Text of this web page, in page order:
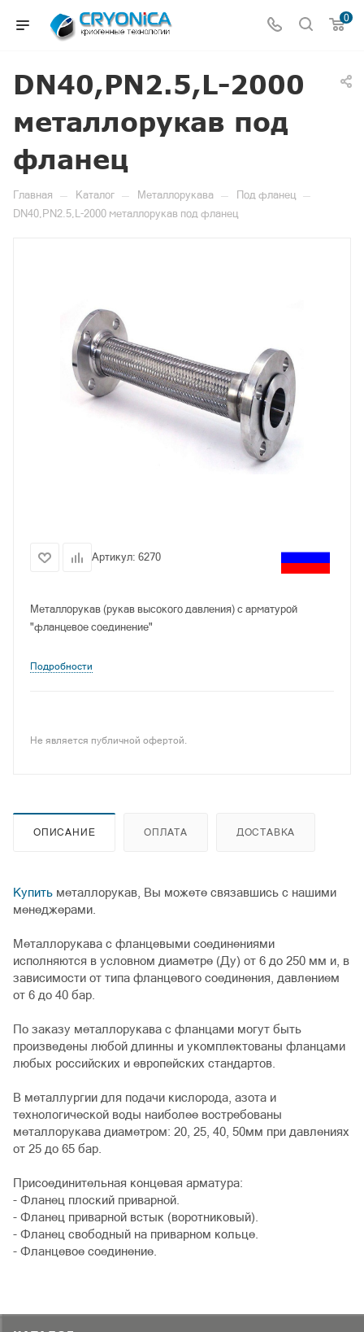
0
DN40,PN2.5,L-2000
металлорукав под
фланец
Главная — Каталог — Металлорукава — Под фланец —
DN40,PN2.5,L-2000 металлорукав под фланец
Артикул: 6270
Металлорукав (рукав высокого давления) с арматурой
"фланцевое соединение"
Подробности
Не является публичной офертой.
ОПИСАНИЕ ОПЛАТА ДОСТАВКА
Купить металлорукав, Вы можете связавшись с нашими
менеджерами.
Металлорукава с фланцевыми соединениями
исполняются в условном диаметре (Ду) от 6 до 250 мм и, в
зависимости от типа фланцевого соединения, давлением
от 6 до 40 бар.
По заказу металлорукава с фланцами могут быть
произведены любой длинны и укомплектованы фланцами
любых российских и европейских стандартов.
В металлургии для подачи кислорода, азота и
технологической воды наиболее востребованы
металлорукава диаметром: 20, 25, 40, 50мм при давлениях
от 25 до 65 бар.
Присоединительная концевая арматура:
- Фланец плоский приварной.
- Фланец приварной встык (воротниковый).
- Фланец свободный на приварном кольце.
- Фланцевое соединение.